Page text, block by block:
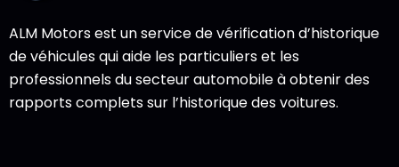
ALM Motors est un service de vérification d’historique
de véhicules qui aide les particuliers et les
professionnels du secteur automobile à obtenir des
rapports complets sur l’historique des voitures.